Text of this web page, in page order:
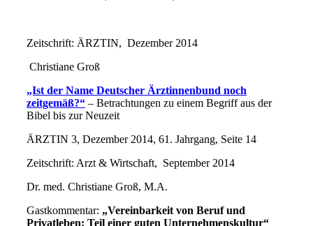
Zeitschrift: ÄRZTIN, Dezember 2014
Christiane Groß
„Ist der Name Deutscher Ärztinnenbund noch
zeitgemäß?“– Betrachtungen zu einem Begriff aus der
Bibel bis zur Neuzeit
ÄRZTIN 3, Dezember 2014, 61. Jahrgang, Seite 14
Zeitschrift: Arzt & Wirtschaft, September 2014
Dr. med. Christiane Groß, M.A.
Gastkommentar: „Vereinbarkeit von Beruf und
Privatleben: Teil einer guten Unternehmenskultur“